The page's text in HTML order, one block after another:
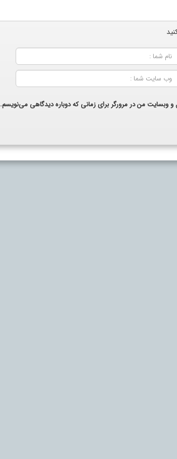
و وبسایت من در مرورگر برای زمانی که دوباره دیدگاهی می‌نویسم.